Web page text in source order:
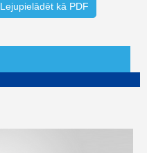
Lejupielādēt kā PDF